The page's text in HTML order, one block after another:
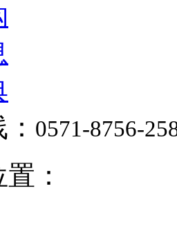
0571-8756-
：